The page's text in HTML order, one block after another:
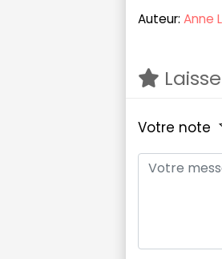
Auteur: Anne
Votre note